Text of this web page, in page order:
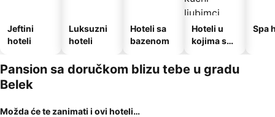
Jeftini
hoteli
Luksuzni
hoteli
Hoteli sa
bazenom
Hoteli u
kojima su
kućni
ljubimci
Spa
Pansion sa doručkom blizu tebe u gradu
Belek
Možda će te zanimati i ovi hoteli…